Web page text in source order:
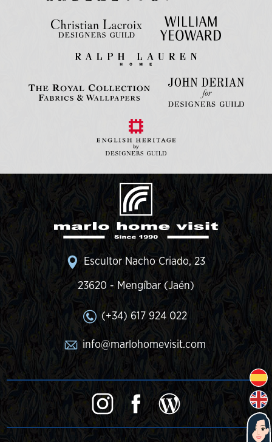
Escultor Nacho Criado, 23
23620 - Mengíbar (Jaén)
(+34) 617 924 022
info@marlohomevisit.com